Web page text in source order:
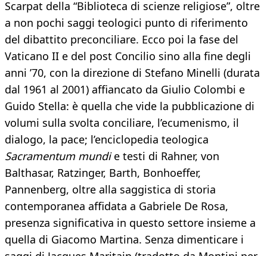
Scarpat della “Biblioteca di scienze religiose”, oltre
a non pochi saggi teologici punto di riferimento
del dibattito preconciliare. Ecco poi la fase del
Vaticano II e del post Concilio sino alla fine degli
anni ’70, con la direzione di Stefano Minelli (durata
dal 1961 al 2001) affiancato da Giulio Colombi e
Guido Stella: è quella che vide la pubblicazione di
volumi sulla svolta conciliare, l’ecumenismo, il
dialogo, la pace; l’enciclopedia teologica
Sacramentum mundie testi di Rahner, von
Balthasar, Ratzinger, Barth, Bonhoeffer,
Pannenberg, oltre alla saggistica di storia
contemporanea affidata a Gabriele De Rosa,
presenza significativa in questo settore insieme a
quella di Giacomo Martina. Senza dimenticare i